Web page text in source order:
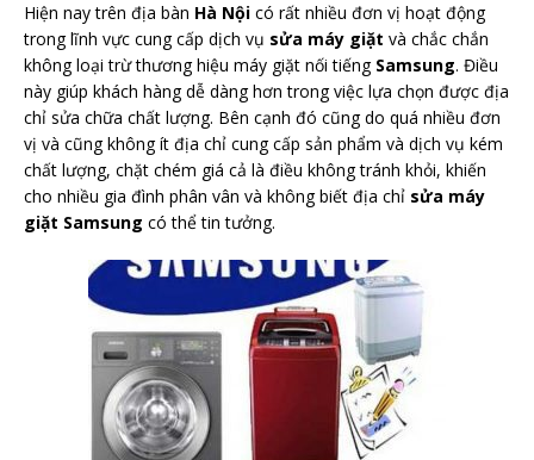
Hiện nay trên địa bàn Hà Nội có rất nhiều đơn vị hoạt động
trong lĩnh vực cung cấp dịch vụ sửa máy giặt và chắc chắn
không loại trừ thương hiệu máy giặt nối tiếng Samsung. Điều
này giúp khách hàng dễ dàng hơn trong việc lựa chọn được địa
chỉ sửa chữa chất lượng. Bên cạnh đó cũng do quá nhiều đơn
vị và cũng không ít địa chỉ cung cấp sản phẩm và dịch vụ kém
chất lượng, chặt chém giá cả là điều không tránh khỏi, khiến
cho nhiều gia đình phân vân và không biết địa chỉ sửa máy
giặt Samsung có thể tin tưởng.